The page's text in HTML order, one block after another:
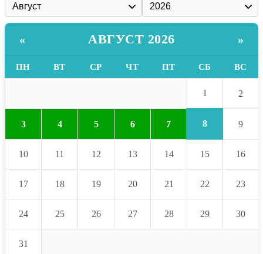
« АВГУСТ 2026 »
ПН ВТ СР ЧТ ПТ СБ ВС
1 2
3 4 5 6 7 8 9
10 11 12 13 14 15 16
17 18 19 20 21 22 23
24 25 26 27 28 29 30
31